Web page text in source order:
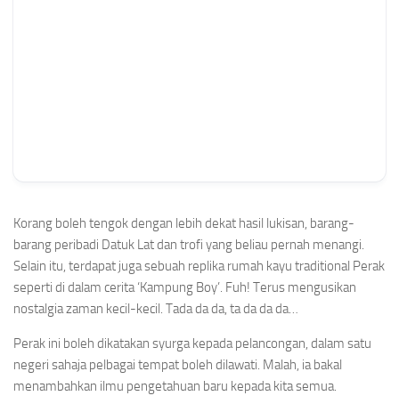
Korang boleh tengok dengan lebih dekat hasil lukisan, barang-
barang peribadi Datuk Lat dan trofi yang beliau pernah menangi.
Selain itu, terdapat juga sebuah replika rumah kayu traditional Perak
seperti di dalam cerita ‘Kampung Boy’. Fuh! Terus mengusikan
nostalgia zaman kecil-kecil. Tada da da, ta da da da…
Perak ini boleh dikatakan syurga kepada pelancongan, dalam satu
negeri sahaja pelbagai tempat boleh dilawati. Malah, ia bakal
menambahkan ilmu pengetahuan baru kepada kita semua.